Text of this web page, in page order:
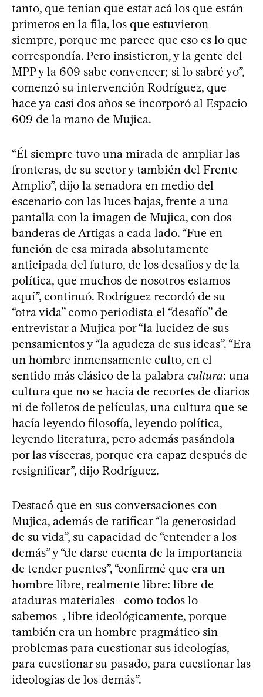
tanto, que tenían que estar acá los que están
primeros en la fila, los que estuvieron
siempre, porque me parece que eso es lo que
correspondía. Pero insistieron, y la gente del
MPP y la 609 sabe convencer; si lo sabré yo”,
comenzó su intervención Rodríguez, que
hace ya casi dos años se incorporó al Espacio
609 de la mano de Mujica.
“Él siempre tuvo una mirada de ampliar las
fronteras, de su sector y también del Frente
Amplio”, dijo la senadora en medio del
escenario con las luces bajas, frente a una
pantalla con la imagen de Mujica, con dos
banderas de Artigas a cada lado. “Fue en
función de esa mirada absolutamente
anticipada del futuro, de los desafíos y de la
política, que muchos de nosotros estamos
aquí”, continuó. Rodríguez recordó de su
“otra vida” como periodista el “desafío” de
entrevistar a Mujica por “la lucidez de sus
pensamientos y “la agudeza de sus ideas”. “Era
un hombre inmensamente culto, en el
sentido más clásico de la palabra cultura: una
cultura que no se hacía de recortes de diarios
ni de folletos de películas, una cultura que se
hacía leyendo filosofía, leyendo política,
leyendo literatura, pero además pasándola
por las vísceras, porque era capaz después de
resignificar”, dijo Rodríguez.
Destacó que en sus conversaciones con
Mujica, además de ratificar “la generosidad
de su vida”, su capacidad de “entender a los
demás” y “de darse cuenta de la importancia
de tender puentes”, “confirmé que era un
hombre libre, realmente libre: libre de
ataduras materiales –como todos lo
sabemos–, libre ideológicamente, porque
también era un hombre pragmático sin
problemas para cuestionar sus ideologías,
para cuestionar su pasado, para cuestionar las
ideologías de los demás”.